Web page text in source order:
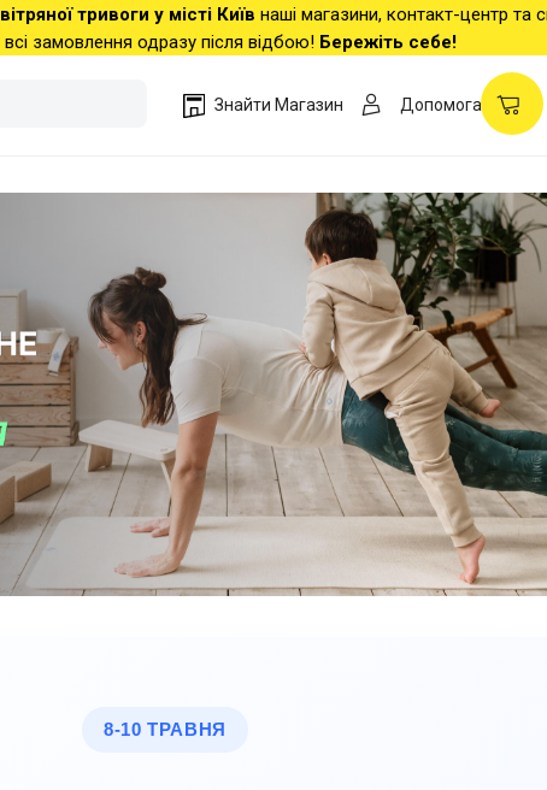
тривоги у місті Київ наші магазини, контакт-центр та
замовлення одразу після відбою! Бережіть себе!
Знайти Магазин Допомога
8-10 ТРАВНЯ